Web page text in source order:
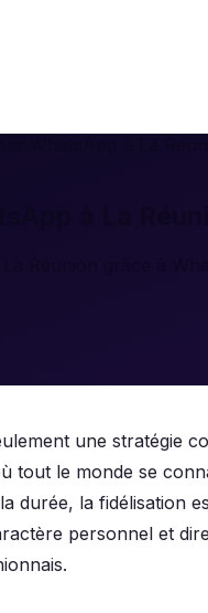
Réunion grâce à
une stratégie
tout le monde se
durée, la fidélisation
personnel et